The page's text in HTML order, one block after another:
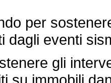
per
dagli eventi
gli